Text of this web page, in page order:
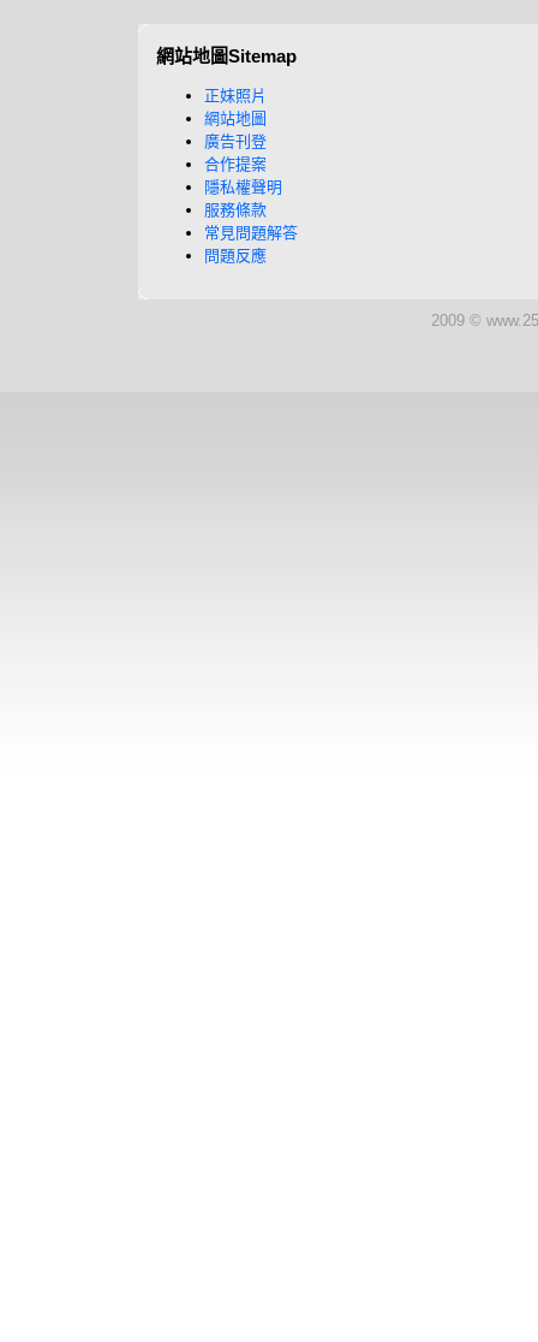
網站地圖Sitemap
正妹照片
網站地圖
廣告刊登
合作提案
隱私權聲明
服務條款
常見問題解答
問題反應
2009 ©